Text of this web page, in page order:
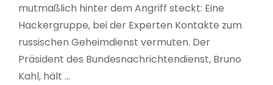
mutmaßlich hinter dem Angriff steckt: Eine
Hackergruppe, bei der Experten Kontakte zum
russischen Geheimdienst vermuten. Der
Präsident des Bundesnachrichtendienst, Bruno
Kahl, hält …